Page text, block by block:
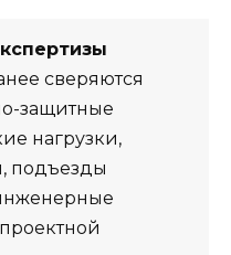
сверяются
защитные
нагрузки,
подъезды